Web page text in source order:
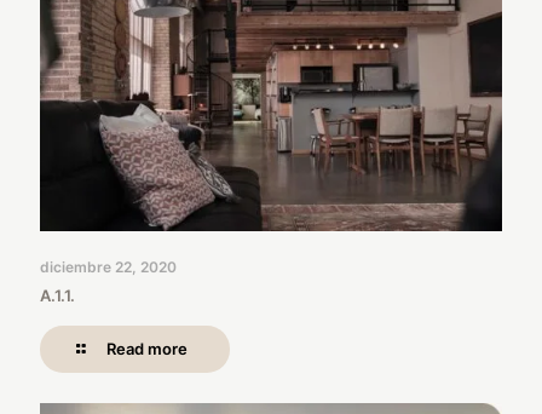
diciembre 22, 2020
A.1.1.
Read more